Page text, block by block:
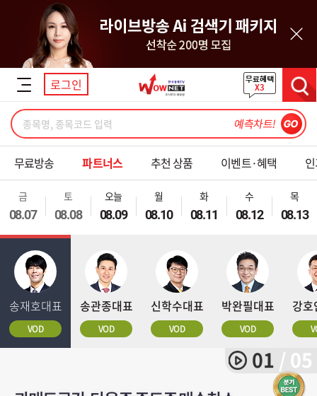
닫기
로그인
무료방송 파트너스 추천 상품 이벤트·혜택
금
08.07
토
08.08
오늘
08.09
월
08.10
화
08.11
수
08.12
목
08.13
송재호대표
VOD
송관종대표
VOD
신학수대표
VOD
박완필대표
VOD
강호
01 / 05